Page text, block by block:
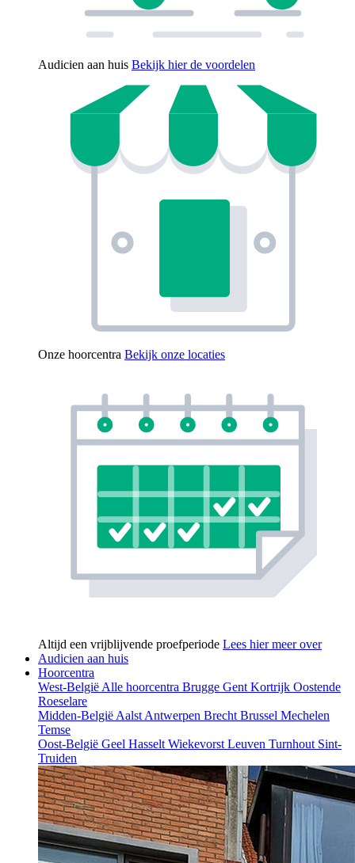
Audicien aan huis Bekijk hier de voordelen
Onze hoorcentra Bekijk onze locaties
Altijd een vrijblijvende proefperiode Lees hier meer over
Audicien aan huis
Hoorcentra
West-België Alle hoorcentra Brugge Gent Kortrijk Oostende
Roeselare
Midden-België Aalst Antwerpen Brecht Brussel Mechelen
Temse
Oost-België Geel Hasselt Wiekevorst Leuven Turnhout Sint-
Truiden